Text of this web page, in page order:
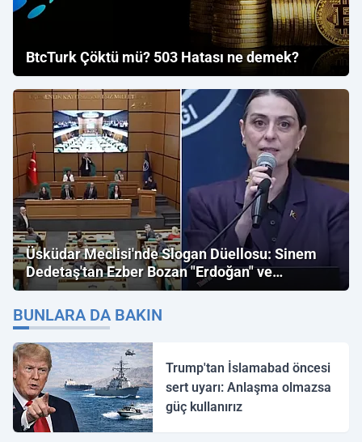
BtcTurk Çöktü mü? 503 Hatası ne demek?
Üsküdar Meclisi'nde Slogan Düellosu: Sinem
Dedetaş'tan Ezber Bozan "Erdoğan" ve
"İmamoğlu" Çıkışı!
BUNLARA DA BAKIN
Trump'tan İslamabad öncesi
sert uyarı: Anlaşma olmazsa
güç kullanırız